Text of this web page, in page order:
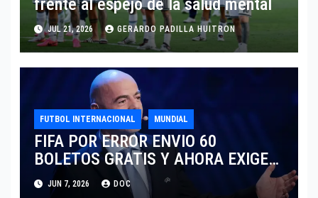
frente al espejo de la salud mental
JUL 21, 2026 GERARDO PADILLA HUITRON
FUTBOL INTERNACIONAL MUNDIAL
FIFA POR ERROR ENVIO 60
BOLETOS GRATIS Y AHORA EXIGE
COBRO.
JUN 7, 2026 DOC